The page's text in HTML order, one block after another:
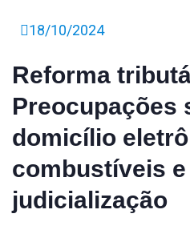
18/10/2024
Reforma
Preocupações
domicílio
combustíveis e
judicialização